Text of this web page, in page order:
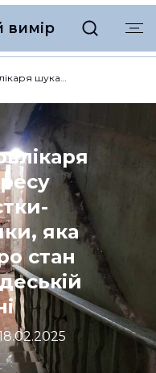
вимір
Адвокат головлікаря шукає адресу журналістки-розслідувачки, яка написала про стан укриттів в одеській лікарні
яка
стан